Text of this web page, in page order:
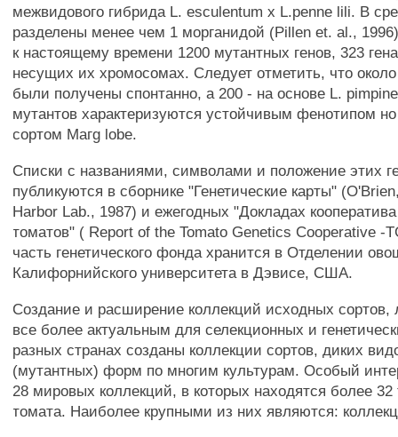
межвидового гибрида L. esculentum х L.penne lili. В
разделены менее чем 1 морганидой (Pillen et. al.,
к настоящему времени 1200 мутантных генов, 323
несущих их хромосомах. Следует отметить, что
были получены спонтанно, а 200 - на основе L.
мутантов характеризуются устойчивым фенотипом
сортом Магg lobe.
Списки с названиями, символами и положение этих
публикуются в сборнике "Генетические карты"
Harbor Lab., 1987) и ежегодных "Докладах кооператива
томатов" ( Report of the Tomato Genetics Cooperative -
часть генетического фонда хранится в Отделении
Калифорнийского университета в Дэвисе, США.
Создание и расширение коллекций исходных сортов,
все более актуальным для селекционных и
разных странах созданы коллекции сортов, диких
(мутантных) форм по многим культурам. Особый
28 мировых коллекций, в которых находятся более
томата. Наиболее крупными из них являются: